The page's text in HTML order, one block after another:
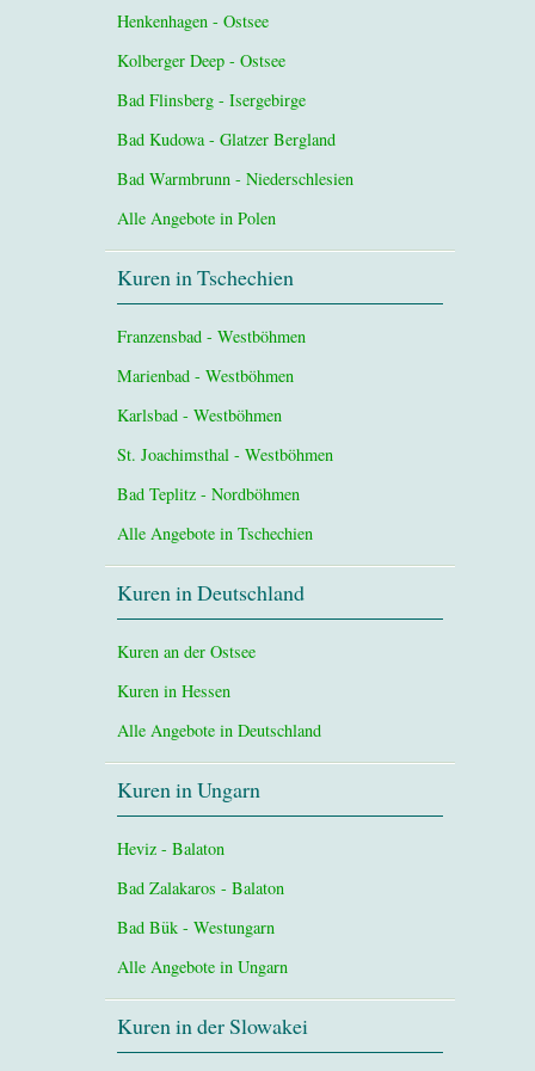
Henkenhagen - Ostsee
Kolberger Deep - Ostsee
Bad Flinsberg - Isergebirge
Bad Kudowa - Glatzer Bergland
Bad Warmbrunn - Niederschlesien
Alle Angebote in Polen
Kuren in Tschechien
Franzensbad - Westböhmen
Marienbad - Westböhmen
Karlsbad - Westböhmen
St. Joachimsthal - Westböhmen
Bad Teplitz - Nordböhmen
Alle Angebote in Tschechien
Kuren in Deutschland
Kuren an der Ostsee
Kuren in Hessen
Alle Angebote in Deutschland
Kuren in Ungarn
Heviz - Balaton
Bad Zalakaros - Balaton
Bad Bük - Westungarn
Alle Angebote in Ungarn
Kuren in der Slowakei